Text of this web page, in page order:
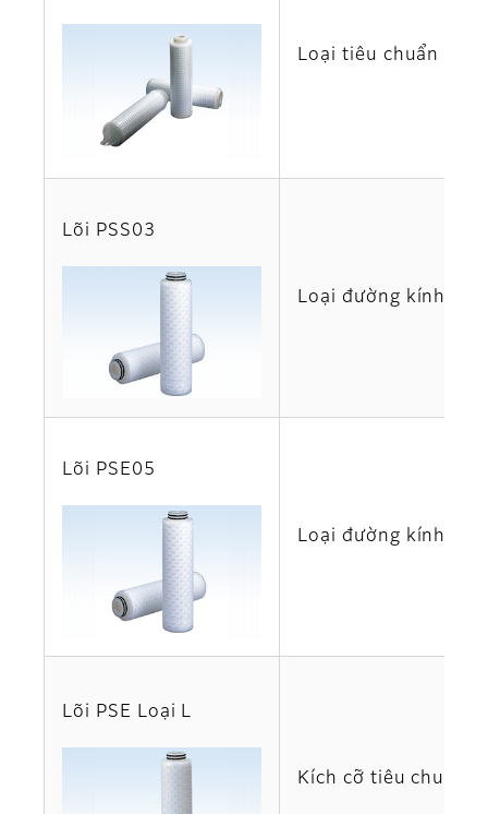
Loại tiêu chuẩn đáp
Lõi PSS03
Loại đường kính lỗ
Lõi PSE05
Loại đường kính lỗ
Lõi PSE Loại L
Kích cỡ tiêu chuẩn